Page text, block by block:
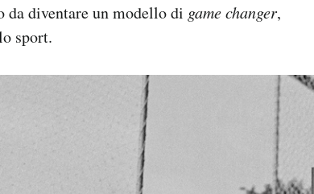
da diventare un modello di game changer,
sport.